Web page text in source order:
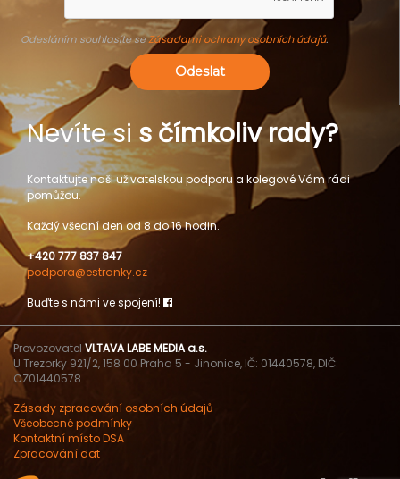
Odesláním souhlasíte seZásadami ochrany osobních údajů.
Odeslat
Nevíte si s čímkoliv rady?
Kontaktujte naši uživatelskou podporu a kolegové Vám rádi
pomůžou.
Každý všední den od 8 do 16 hodin.
+420 777 837 847
podpora@estranky.cz
Buďte s námi ve spojení!
Provozovatel VLTAVA LABE MEDIA a.s.
U Trezorky 921/2, 158 00 Praha 5 - Jinonice, IČ: 01440578, DIČ:
CZ01440578
Zásady zpracování osobních údajů
Všeobecné podmínky
Kontaktní místo DSA
Zpracování dat